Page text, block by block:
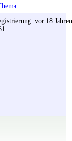
vor 18 Jahren